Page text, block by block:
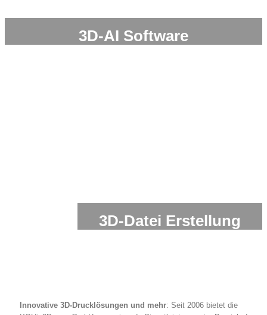
3D-AI Software
3D-Datei Erstellung
Innovative 3D-Drucklösungen und mehr: Seit 2006 bietet die